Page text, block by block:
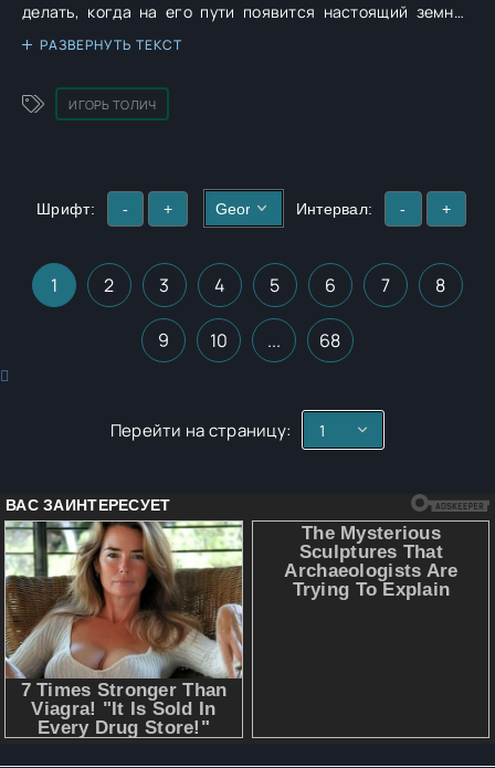
делать, когда на его пути появится настоящий земной
ангел по имени Евангелина?..
РАЗВЕРНУТЬ ТЕКСТ
ИГОРЬ ТОЛИЧ
Шрифт: - + Интервал: - +
1 2 3 4 5 6 7 8
9 10 ... 68
Перейти на страницу: